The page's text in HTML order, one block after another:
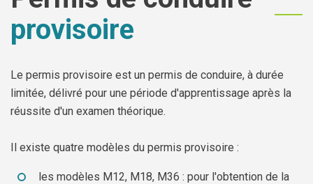
Jeune
Nouvel habitant
Location de salles
Règlements communaux
provisoire
Le permis provisoire est un permis de conduire, à durée
limitée, délivré pour une période d'apprentissage après la
réussite d'un examen théorique.
Il existe quatre modèles du permis provisoire :
les modèles M12, M18, M36 : pour l'obtention de la